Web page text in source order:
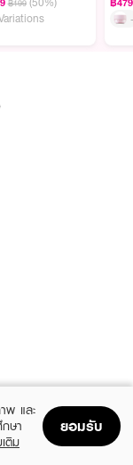
฿199
พ และ
ษา
ติม
ยอมรับ